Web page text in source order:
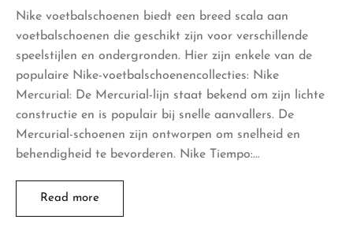
Nike voetbalschoenen biedt een breed scala aan
voetbalschoenen die geschikt zijn voor verschillende
speelstijlen en ondergronden. Hier zijn enkele van de
populaire Nike-voetbalschoenencollecties: Nike
Mercurial: De Mercurial-lijn staat bekend om zijn lichte
constructie en is populair bij snelle aanvallers. De
Mercurial-schoenen zijn ontworpen om snelheid en
behendigheid te bevorderen. Nike Tiempo:…
Read more